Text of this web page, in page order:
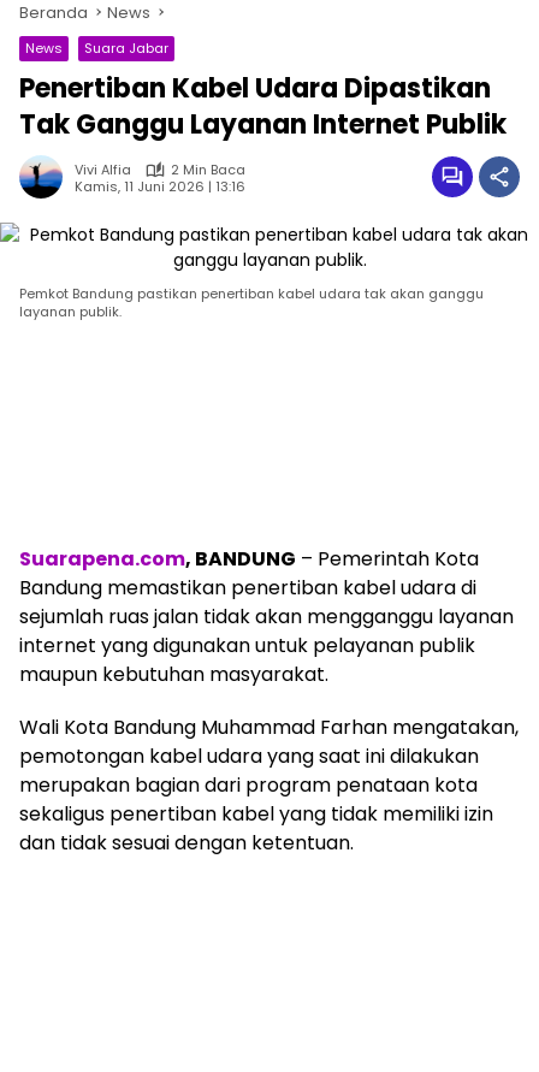
Beranda News
News Suara Jabar
Penertiban Kabel Udara Dipastikan
Tak Ganggu Layanan Internet Publik
Vivi Alfia
2 Min Baca
Kamis, 11 Juni 2026 | 13:16
Pemkot Bandung pastikan penertiban kabel udara tak akan ganggu
layanan publik.
Suarapena.com, BANDUNG – Pemerintah Kota
Bandung memastikan penertiban kabel udara di
sejumlah ruas jalan tidak akan mengganggu layanan
internet yang digunakan untuk pelayanan publik
maupun kebutuhan masyarakat.
Wali Kota Bandung Muhammad Farhan mengatakan,
pemotongan kabel udara yang saat ini dilakukan
merupakan bagian dari program penataan kota
sekaligus penertiban kabel yang tidak memiliki izin
dan tidak sesuai dengan ketentuan.